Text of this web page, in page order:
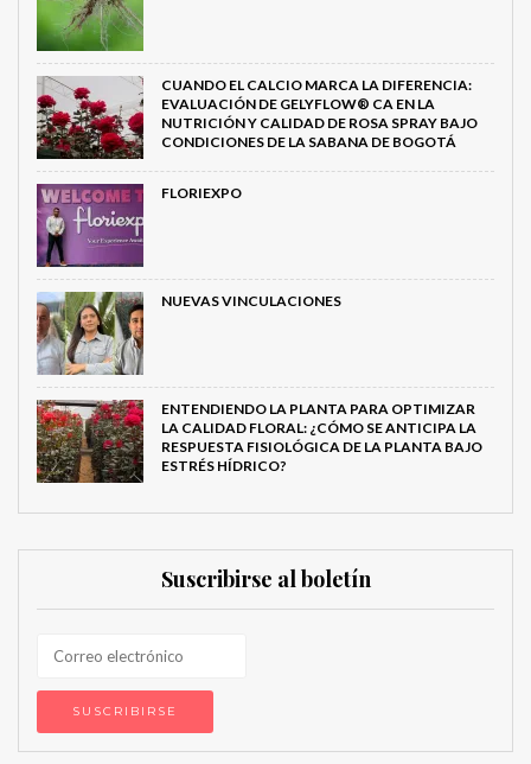
CUANDO EL CALCIO MARCA LA DIFERENCIA:
EVALUACIÓN DE GELYFLOW® CA EN LA
NUTRICIÓN Y CALIDAD DE ROSA SPRAY BAJO
CONDICIONES DE LA SABANA DE BOGOTÁ
FLORIEXPO
NUEVAS VINCULACIONES
ENTENDIENDO LA PLANTA PARA OPTIMIZAR
LA CALIDAD FLORAL: ¿CÓMO SE ANTICIPA LA
RESPUESTA FISIOLÓGICA DE LA PLANTA BAJO
ESTRÉS HÍDRICO?
Suscribirse al boletín